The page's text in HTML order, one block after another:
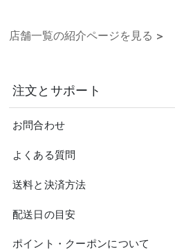
店舗一覧の紹介ページを見る >
注文とサポート
お問合わせ
よくある質問
送料と決済方法
配送日の目安
ポイント・クーポンについて